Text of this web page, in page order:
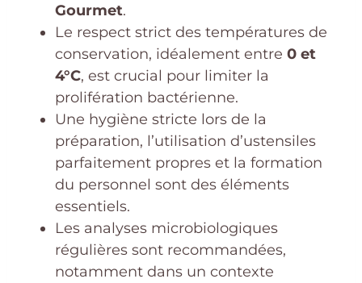
Gourmet.
Le respect strict des températures de
conservation, idéalement entre 0 et
4°C, est crucial pour limiter la
prolifération bactérienne.
Une hygiène stricte lors de la
préparation, l’utilisation d’ustensiles
parfaitement propres et la formation
du personnel sont des éléments
essentiels.
Les analyses microbiologiques
régulières sont recommandées,
notamment dans un contexte